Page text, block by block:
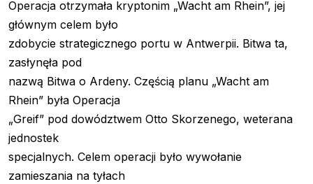
Operacja otrzymała kryptonim „Wacht am Rhein”, jej
głównym celem było
zdobycie strategicznego portu w Antwerpii. Bitwa ta,
zasłynęła pod
nazwą Bitwa o Ardeny. Częścią planu „Wacht am
Rhein” była Operacja
„Greif” pod dowództwem Otto Skorzenego, weterana
jednostek
specjalnych. Celem operacji było wywołanie
zamieszania na tyłach